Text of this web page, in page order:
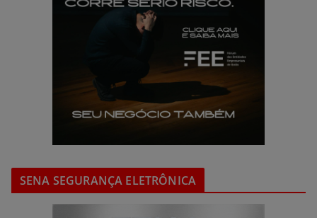
SENA SEGURANÇA ELETRÔNICA